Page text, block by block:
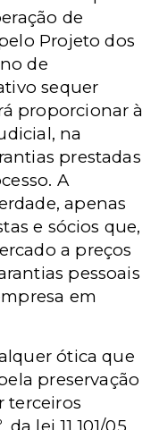
de
Projeto dos
de
sequer
proporcionar à
na
prestadas
A
apenas
e sócios que,
a preços
pessoais
em
ótica que
preservação
terceiros
lei 11.101/05,